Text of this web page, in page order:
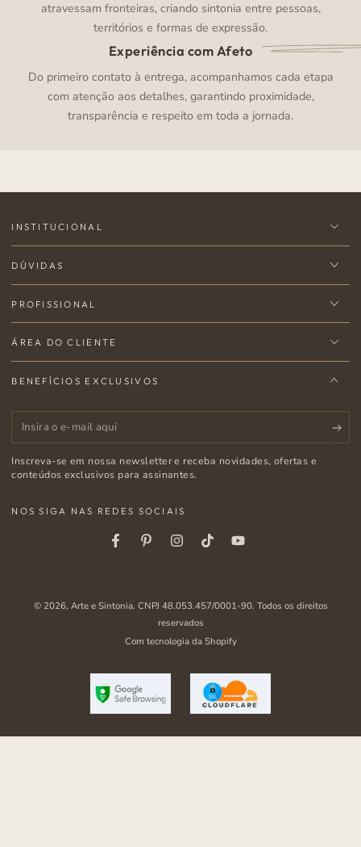
atravessam fronteiras, criando sintonia entre pessoas,
territórios e formas de expressão.
Experiência com Afeto
Do primeiro contato à entrega, acompanhamos cada etapa
com atenção aos detalhes, garantindo proximidade,
transparência e respeito em toda a jornada.
INSTITUCIONAL
DÚVIDAS
PROFISSIONAL
ÁREA DO CLIENTE
BENEFÍCIOS EXCLUSIVOS
Insira
o
e-
Inscreva-se em nossa newsletter e receba novidades, ofertas e
conteúdos exclusivos para assinantes.
NOS SIGA NAS REDES SOCIAIS
FacebookPinterestInstagramTiktokYoutube
© 2026, Arte e Sintonia. CNPJ 48.053.457/0001-90. Todos os direitos
reservados
Com tecnologia da Shopify